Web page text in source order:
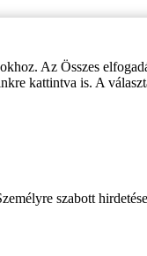
Az Összes
kattintva is. A
szabott